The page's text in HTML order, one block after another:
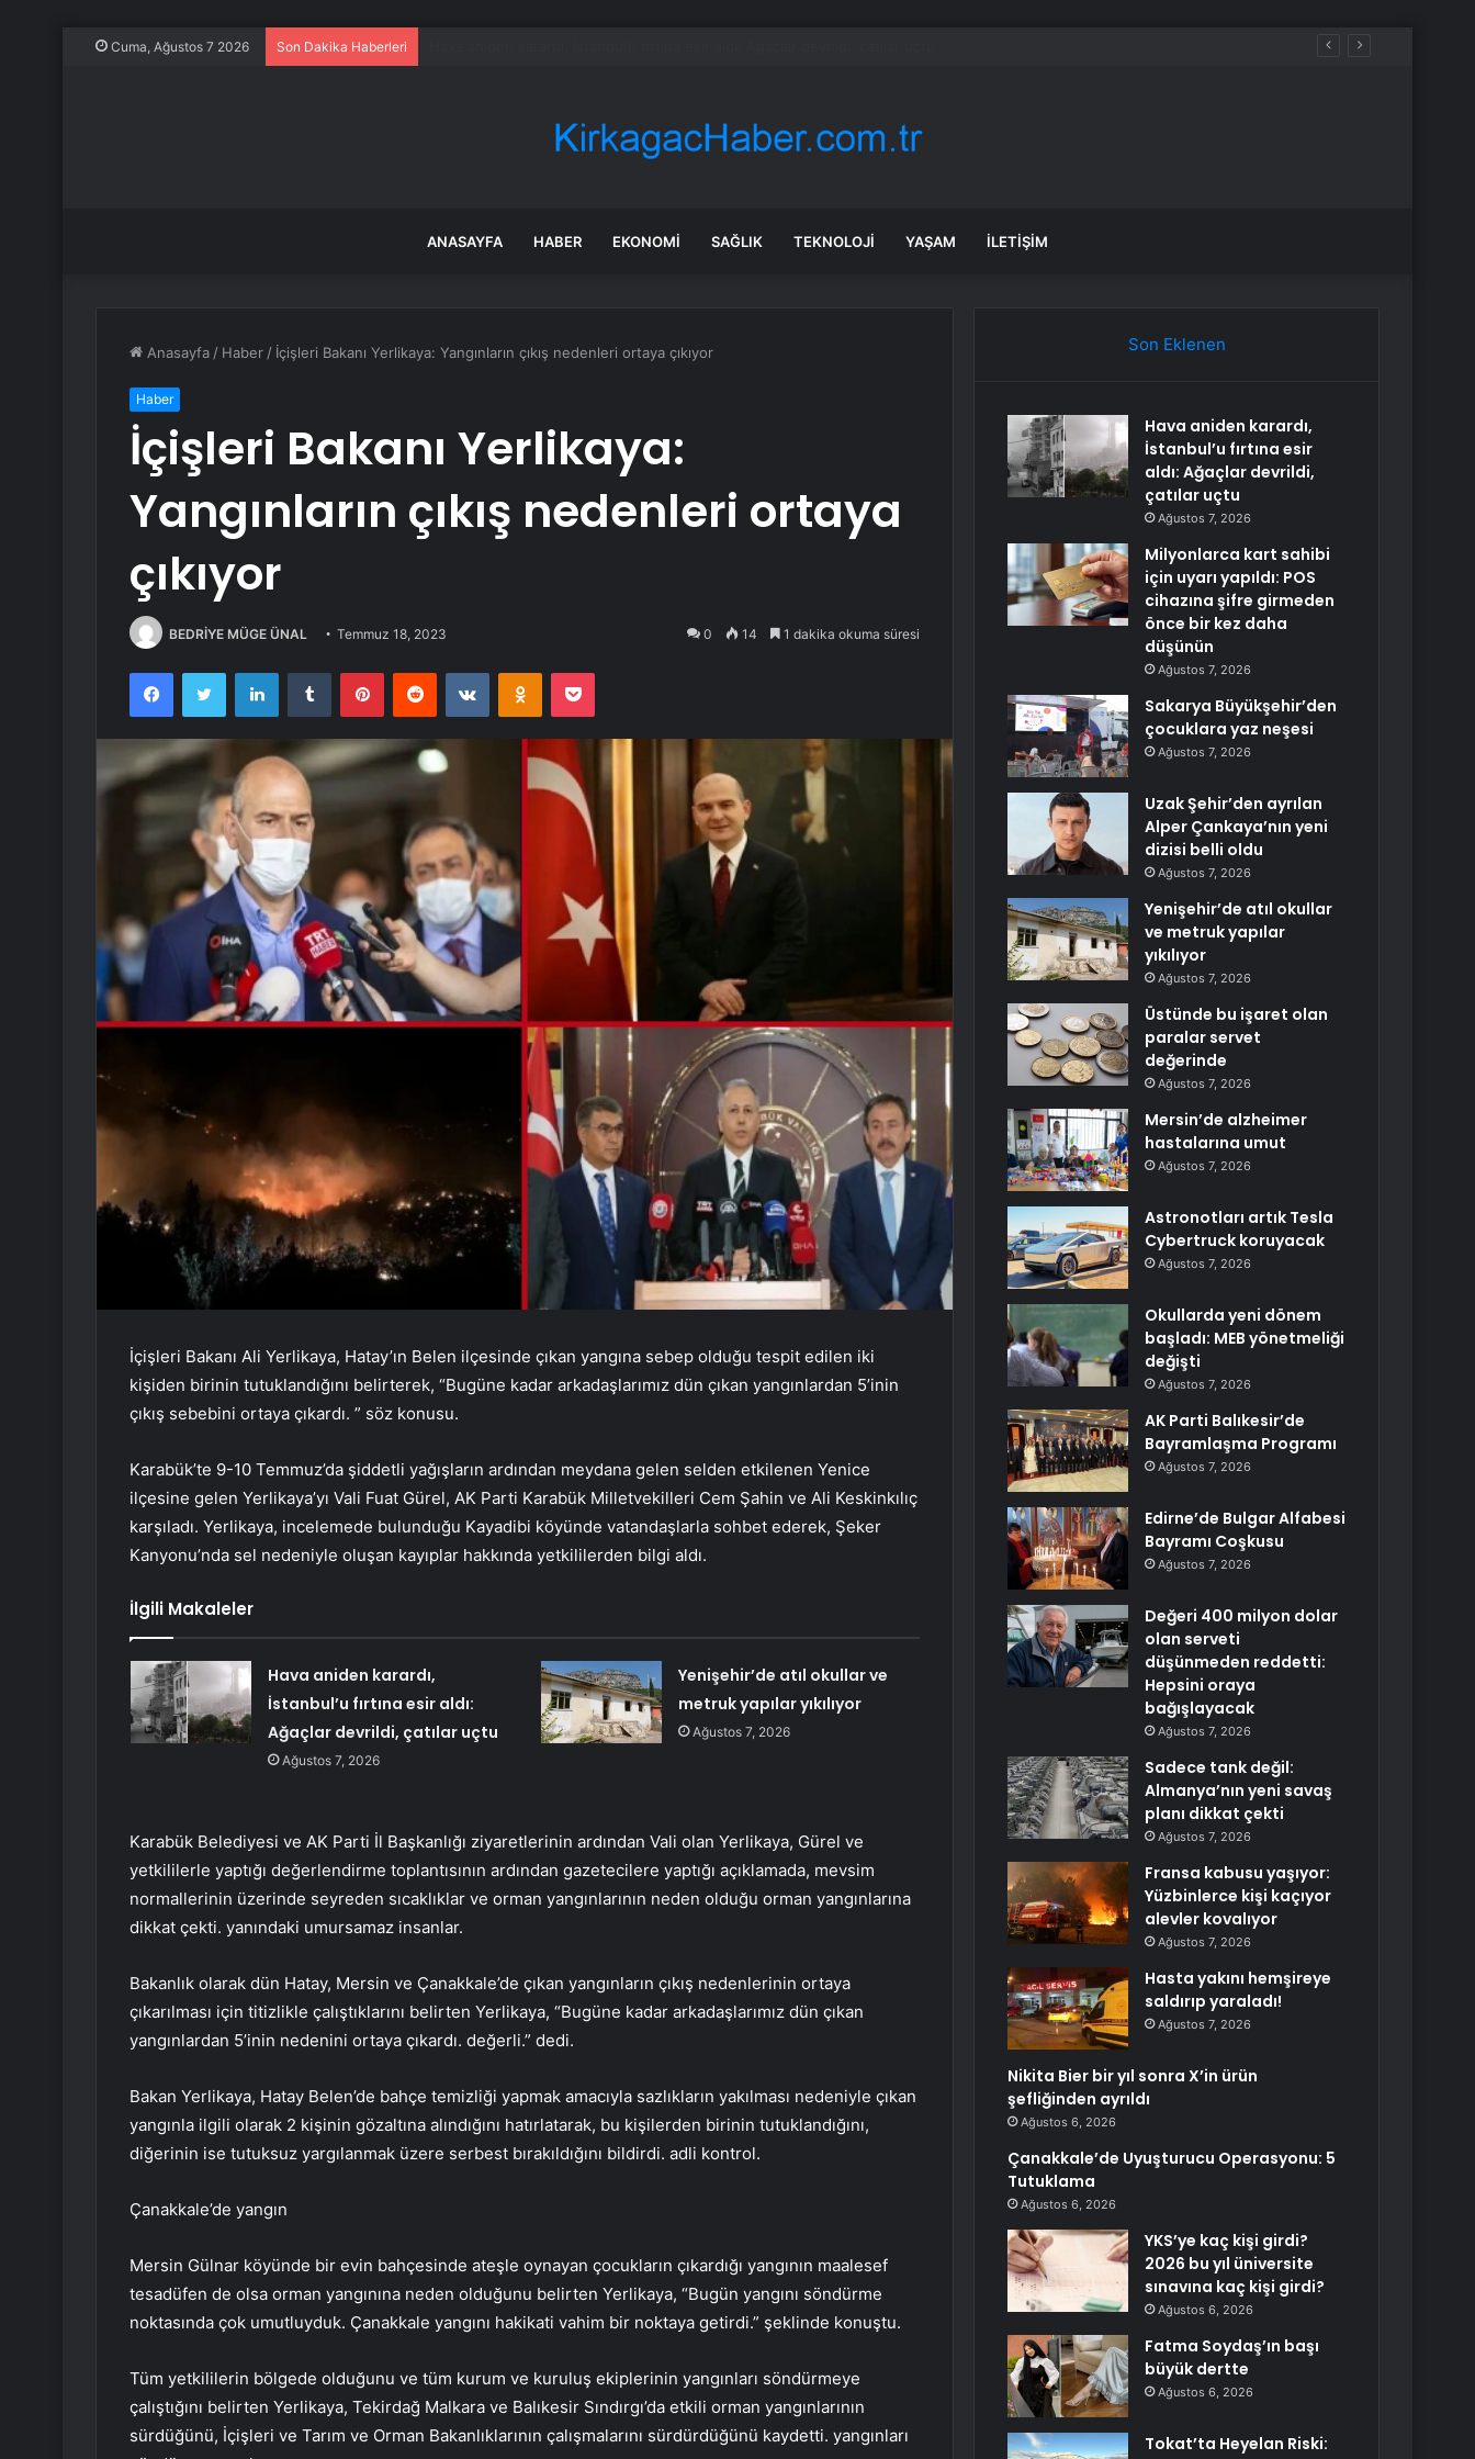
Cuma, Ağustos 7 2026 Son Dakika Haberleri
ANASAYFA HABER EKONOMI SAĞLIK TEKNOLOJI YAŞAM İLETIŞIM
Anasayfa / Haber / İçişleri Bakanı Yerlikaya: Yangınların çıkış nedenleri ortaya çıkıyor
Haber
İçişleri Bakanı Yerlikaya:
Yangınların çıkış nedenleri ortaya
çıkıyor
BEDRİYE MÜGE ÜNAL Temmuz 18, 2023 0 14 1 dakika okuma süresi
FacebookTwitter LinkedInTumblr PinterestReddit VKontakteOdnoklassniki
Pocket
İçişleri Bakanı Ali Yerlikaya, Hatay’ın Belen ilçesinde çıkan yangına sebep olduğu tespit edilen iki
kişiden birinin tutuklandığını belirterek, “Bugüne kadar arkadaşlarımız dün çıkan yangınlardan 5’inin
çıkış sebebini ortaya çıkardı. ” söz konusu.
Karabük’te 9-10 Temmuz’da şiddetli yağışların ardından meydana gelen selden etkilenen Yenice
ilçesine gelen Yerlikaya’yı Vali Fuat Gürel, AK Parti Karabük Milletvekilleri Cem Şahin ve Ali Keskinkılıç
karşıladı. Yerlikaya, incelemede bulunduğu Kayadibi köyünde vatandaşlarla sohbet ederek, Şeker
Kanyonu’nda sel nedeniyle oluşan kayıplar hakkında yetkililerden bilgi aldı.
İlgili Makaleler
Hava aniden karardı,
İstanbul’u fırtına esir aldı:
Ağaçlar devrildi, çatılar uçtu
Ağustos 7, 2026
Yenişehir’de atıl okullar ve
metruk yapılar yıkılıyor
Ağustos 7, 2026
Karabük Belediyesi ve AK Parti İl Başkanlığı ziyaretlerinin ardından Vali olan Yerlikaya, Gürel ve
yetkililerle yaptığı değerlendirme toplantısının ardından gazetecilere yaptığı açıklamada, mevsim
normallerinin üzerinde seyreden sıcaklıklar ve orman yangınlarının neden olduğu orman yangınlarına
dikkat çekti. yanındaki umursamaz insanlar.
Bakanlık olarak dün Hatay, Mersin ve Çanakkale’de çıkan yangınların çıkış nedenlerinin ortaya
çıkarılması için titizlikle çalıştıklarını belirten Yerlikaya, “Bugüne kadar arkadaşlarımız dün çıkan
yangınlardan 5’inin nedenini ortaya çıkardı. değerli.” dedi.
Bakan Yerlikaya, Hatay Belen’de bahçe temizliği yapmak amacıyla sazlıkların yakılması nedeniyle çıkan
yangınla ilgili olarak 2 kişinin gözaltına alındığını hatırlatarak, bu kişilerden birinin tutuklandığını,
diğerinin ise tutuksuz yargılanmak üzere serbest bırakıldığını bildirdi. adli kontrol.
Çanakkale’de yangın
Mersin Gülnar köyünde bir evin bahçesinde ateşle oynayan çocukların çıkardığı yangının maalesef
tesadüfen de olsa orman yangınına neden olduğunu belirten Yerlikaya, “Bugün yangını söndürme
noktasında çok umutluyduk. Çanakkale yangını hakikati vahim bir noktaya getirdi.” şeklinde konuştu.
Tüm yetkililerin bölgede olduğunu ve tüm kurum ve kuruluş ekiplerinin yangınları söndürmeye
çalıştığını belirten Yerlikaya, Tekirdağ Malkara ve Balıkesir Sındırgı’da etkili orman yangınlarının
sürdüğünü, İçişleri ve Tarım ve Orman Bakanlıklarının çalışmalarını sürdürdüğünü kaydetti. yangınları
Son Eklenen
Hava aniden karardı,
İstanbul’u fırtına esir
aldı: Ağaçlar devrildi,
çatılar uçtu
Ağustos 7, 2026
Milyonlarca kart sahibi
için uyarı yapıldı: POS
cihazına şifre girmeden
önce bir kez daha
düşünün
Ağustos 7, 2026
Sakarya Büyükşehir’den
çocuklara yaz neşesi
Ağustos 7, 2026
Uzak Şehir’den ayrılan
Alper Çankaya’nın yeni
dizisi belli oldu
Ağustos 7, 2026
Yenişehir’de atıl okullar
ve metruk yapılar
yıkılıyor
Ağustos 7, 2026
Üstünde bu işaret olan
paralar servet
değerinde
Ağustos 7, 2026
Mersin’de alzheimer
hastalarına umut
Ağustos 7, 2026
Astronotları artık Tesla
Cybertruck koruyacak
Ağustos 7, 2026
Okullarda yeni dönem
başladı: MEB yönetmeliği
değişti
Ağustos 7, 2026
AK Parti Balıkesir’de
Bayramlaşma Programı
Ağustos 7, 2026
Edirne’de Bulgar Alfabesi
Bayramı Coşkusu
Ağustos 7, 2026
Değeri 400 milyon dolar
olan serveti
düşünmeden reddetti:
Hepsini oraya
bağışlayacak
Ağustos 7, 2026
Sadece tank değil:
Almanya’nın yeni savaş
planı dikkat çekti
Ağustos 7, 2026
Fransa kabusu yaşıyor:
Yüzbinlerce kişi kaçıyor
alevler kovalıyor
Ağustos 7, 2026
Hasta yakını hemşireye
saldırıp yaraladı!
Ağustos 7, 2026
Nikita Bier bir yıl sonra X’in ürün
şefliğinden ayrıldı
Ağustos 6, 2026
Çanakkale’de Uyuşturucu Operasyonu: 5
Tutuklama
Ağustos 6, 2026
YKS’ye kaç kişi girdi?
2026 bu yıl üniversite
sınavına kaç kişi girdi?
Ağustos 6, 2026
Fatma Soydaş’ın başı
büyük dertte
Ağustos 6, 2026
Tokat’ta Heyelan Riski: